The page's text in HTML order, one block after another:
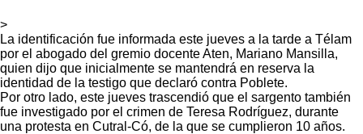
>
La identificación fue informada este jueves a la tarde a Télam
por el abogado del gremio docente Aten, Mariano Mansilla,
quien dijo que inicialmente se mantendrá en reserva la
identidad de la testigo que declaró contra Poblete.
Por otro lado, este jueves trascendió que el sargento también
fue investigado por el crimen de Teresa Rodríguez, durante
una protesta en Cutral-Có, de la que se cumplieron 10 años.